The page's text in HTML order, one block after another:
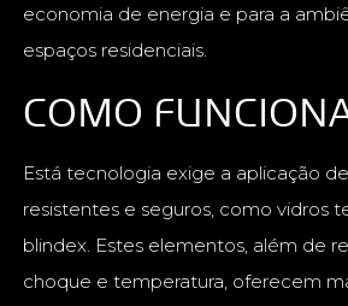
economia de energia e para a
espaços residenciais.
COMO
Está tecnologia exige a aplicação
resistentes e seguros, como vidros
blindex. Estes elementos, além de
choque e temperatura, oferecem